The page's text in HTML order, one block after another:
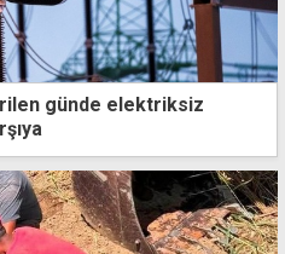
günde elektriksiz